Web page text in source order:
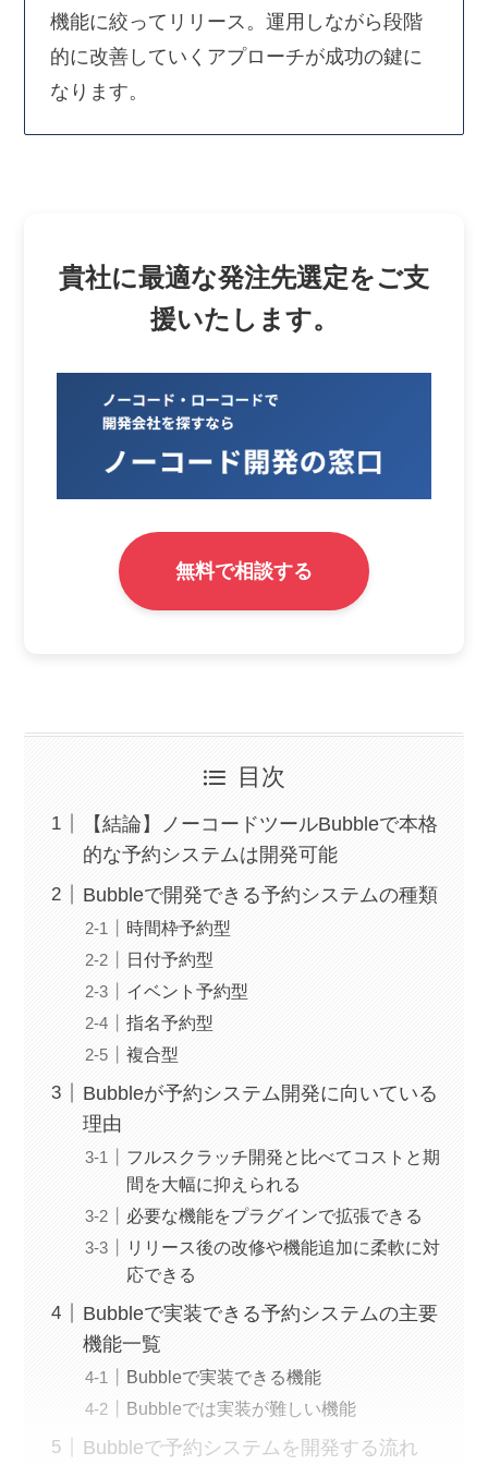
機能に絞ってリリース。運用しながら段階
的に改善していくアプローチが成功の鍵に
なります。
貴社に最適な発注先選定をご支
援いたします。
無料で相談する
目次
【結論】ノーコードツールBubbleで本格
的な予約システムは開発可能
Bubbleで開発できる予約システムの種類
時間枠予約型
日付予約型
イベント予約型
指名予約型
複合型
Bubbleが予約システム開発に向いている
理由
フルスクラッチ開発と比べてコストと期
間を大幅に抑えられる
必要な機能をプラグインで拡張できる
リリース後の改修や機能追加に柔軟に対
応できる
Bubbleで実装できる予約システムの主要
機能一覧
Bubbleで実装できる機能
Bubbleでは実装が難しい機能
Bubbleで予約システムを開発する流れ